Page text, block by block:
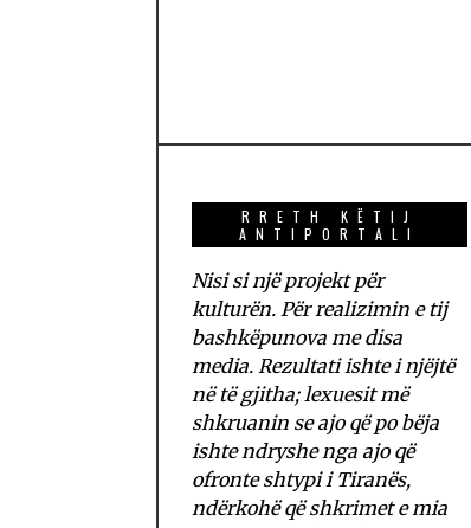
RRETH KËTIJ
ANTIPORTALI
Nisi si një projekt për
kulturën. Për realizimin e tij
bashkëpunova me disa
media. Rezultati ishte i njëjtë
në të gjitha; lexuesit më
shkruanin se ajo që po bëja
ishte ndryshe nga ajo që
ofronte shtypi i Tiranës,
ndërkohë që shkrimet e mia